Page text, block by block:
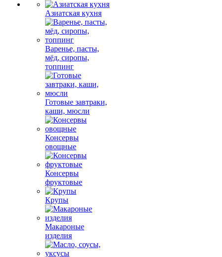
Азиатская кухня
Варенье, пасты,
мёд, сиропы,
топпинг
Готовые завтраки,
каши, мюсли
Консервы
овощные
Консервы
фруктовые
Крупы
Макароные
изделия